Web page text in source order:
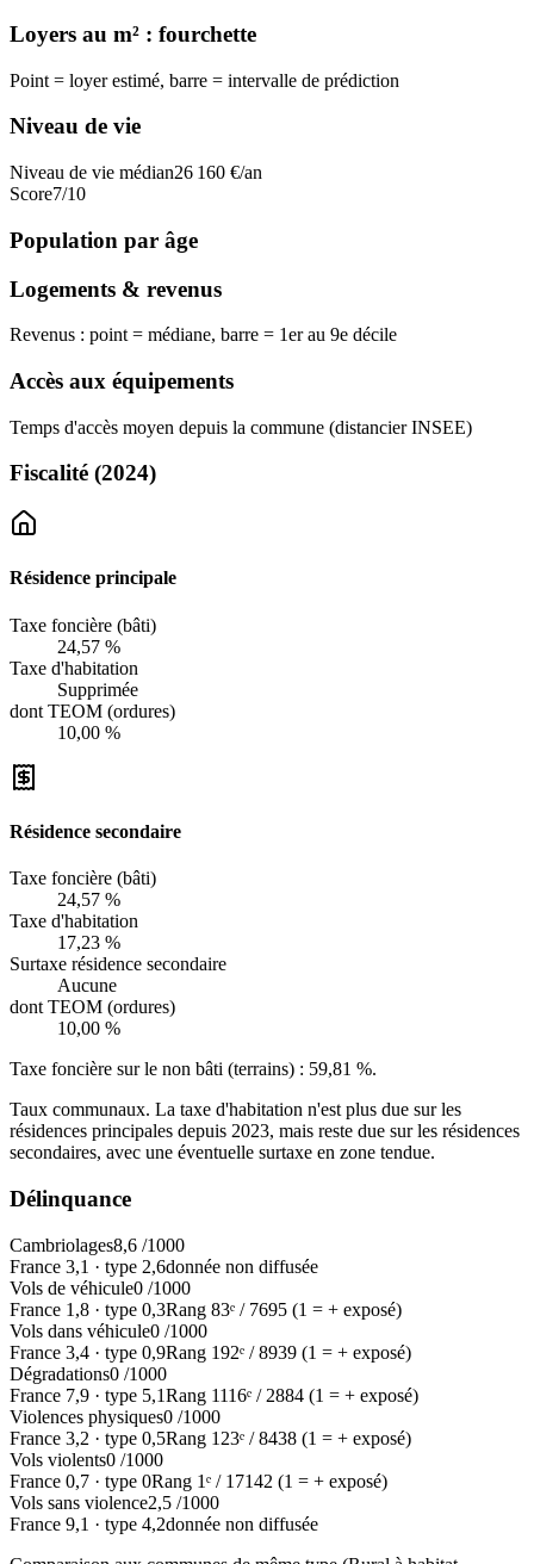
Loyers au m² : fourchette
Point = loyer estimé, barre = intervalle de prédiction
Niveau de vie
Niveau de vie médian26 160 €/an
Score7/10
Population par âge
Logements & revenus
Revenus : point = médiane, barre = 1er au 9e décile
Accès aux équipements
Temps d'accès moyen depuis la commune (distancier INSEE)
Fiscalité (2024)
Résidence principale
Taxe foncière (bâti)
24,57 %
Taxe d'habitation
Supprimée
dont TEOM (ordures)
10,00 %
Résidence secondaire
Taxe foncière (bâti)
24,57 %
Taxe d'habitation
17,23 %
Surtaxe résidence secondaire
Aucune
dont TEOM (ordures)
10,00 %
Taxe foncière sur le non bâti (terrains) : 59,81 %.
Taux communaux. La taxe d'habitation n'est plus due sur les
résidences principales depuis 2023, mais reste due sur les résidences
secondaires, avec une éventuelle surtaxe en zone tendue.
Délinquance
Cambriolages8,6 /1000
France 3,1 · type 2,6donnée non diffusée
Vols de véhicule0 /1000
France 1,8 · type 0,3Rang 83ᵉ / 7695 (1 = + exposé)
Vols dans véhicule0 /1000
France 3,4 · type 0,9Rang 192ᵉ /8939 (1 = + exposé)
Dégradations0 /1000
France 7,9 · type 5,1Rang 1116ᵉ / 2884 (1 = + exposé)
Violences physiques0 /1000
France 3,2 · type 0,5Rang 123ᵉ /8438 (1 = + exposé)
Vols violents0 /1000
France 0,7 · type 0Rang 1ᵉ / 17142 (1 = + exposé)
Vols sans violence2,5 /1000
France 9,1 · type 4,2donnée non diffusée